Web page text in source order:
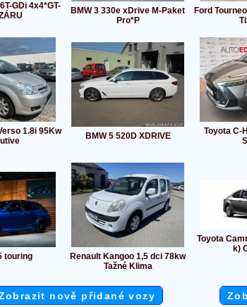
GDi 4x4*GT-
BMW 3 330e xDrive M-Paket
Pro*P
Ford
1.8i 95Kw
BMW 5 520D XDRIVE
Toyota C-
touring
Renault Kangoo 1,5 dci 78kw
Tažné Klima
Toyota
k)
nově přidané vozy